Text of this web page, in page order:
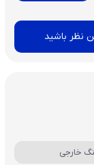
نظر باشید
خارجی